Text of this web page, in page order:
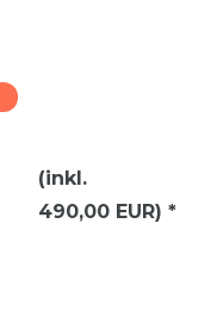
(inkl.
490,00 EUR) *